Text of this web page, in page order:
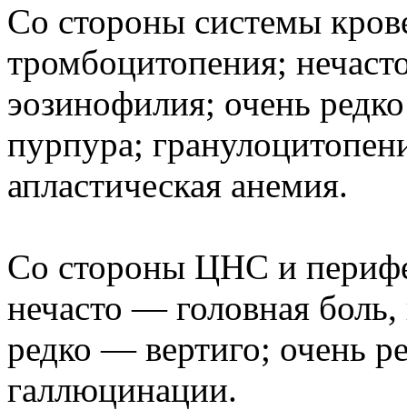
Со стороны системы
тромбоцитопения;
эозинофилия; очень
пурпура;
апластическая анемия.
Со стороны ЦНС и
нечасто — головная
редко — вертиго; очень
галлюцинации.